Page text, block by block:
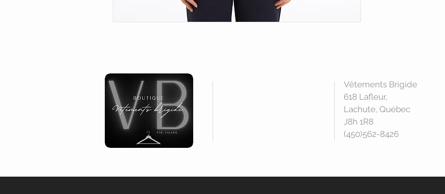
Vêtements Brigide
618 Lafleur,
Lachute, Québec
J8h 1R8
(450)562-8426